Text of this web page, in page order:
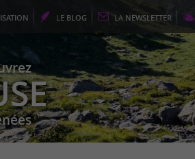
LE BLOG LA NEWSLETTER